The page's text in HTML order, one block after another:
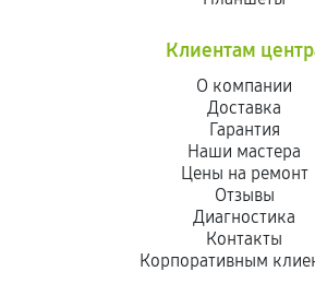
Клиентам
О компании
Доставка
Гарантия
Наши мастера
Цены на ремонт
Отзывы
Диагностика
Контакты
Корпоративным